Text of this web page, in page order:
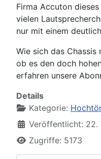
Firma Accuton
vielen
nur mit einem
Wie sich das Chassis
ob es den doch
erfahren unsere
Details
Kategorie:
Veröffentlicht: 22.
Zugriffe: 5173